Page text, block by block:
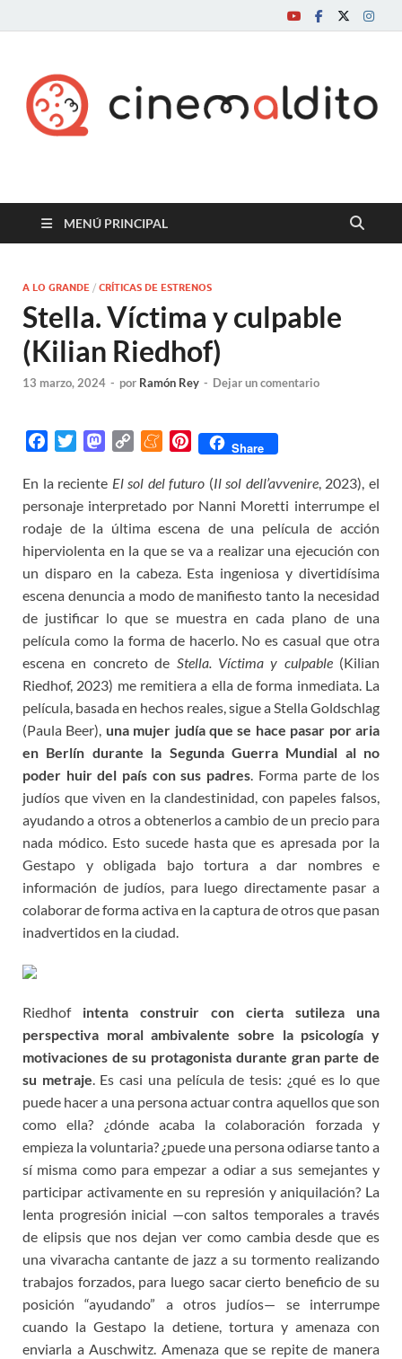
Cine maldito
MENÚ PRINCIPAL
A LO GRANDE / CRÍTICAS DE ESTRENOS
Stella. Víctima y culpable
(Kilian Riedhof)
13 marzo, 2024 - por Ramón Rey - Dejar un comentario
c
e
b
o
o
k
i
t
t
e
r
M
s
t
o
d
o
n
p
y
L
i
n
k
M
n
e
a
m
e
P
n
t
e
r
e
s
t
Share
En la reciente El sol del futuro (Il sol dell’avvenire, 2023), el
personaje interpretado por Nanni Moretti interrumpe el
rodaje de la última escena de una película de acción
hiperviolenta en la que se va a realizar una ejecución con
un disparo en la cabeza. Esta ingeniosa y divertidísima
escena denuncia a modo de manifiesto tanto la necesidad
de justificar lo que se muestra en cada plano de una
película como la forma de hacerlo. No es casual que otra
escena en concreto de Stella. Víctima y culpable(Kilian
Riedhof, 2023) me remitiera a ella de forma inmediata. La
película, basada en hechos reales, sigue a Stella Goldschlag
(Paula Beer), una mujer judía que se hace pasar por aria
en Berlín durante la Segunda Guerra Mundial al no
poder huir del país con sus padres. Forma parte de los
judíos que viven en la clandestinidad, con papeles falsos,
ayudando a otros a obtenerlos a cambio de un precio para
nada módico. Esto sucede hasta que es apresada por la
Gestapo y obligada bajo tortura a dar nombres e
información de judíos, para luego directamente pasar a
colaborar de forma activa en la captura de otros que pasan
inadvertidos en la ciudad.
Riedhof intenta construir con cierta sutileza una
perspectiva moral ambivalente sobre la psicología y
motivaciones de su protagonista durante gran parte de
su metraje. Es casi una película de tesis: ¿qué es lo que
puede hacer a una persona actuar contra aquellos que son
como ella? ¿dónde acaba la colaboración forzada y
empieza la voluntaria? ¿puede una persona odiarse tanto a
sí misma como para empezar a odiar a sus semejantes y
participar activamente en su represión y aniquilación? La
lenta progresión inicial —con saltos temporales a través
de elipsis que nos dejan ver como cambia desde que es
una vivaracha cantante de jazz a su tormento realizando
trabajos forzados, para luego sacar cierto beneficio de su
posición “ayudando” a otros judíos— se interrumpe
cuando la Gestapo la detiene, tortura y amenaza con
enviarla a Auschwitz. Amenaza que se repite de manera